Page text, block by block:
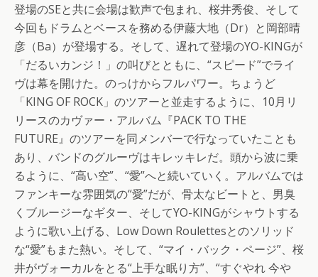
登場のSEと共に会場は歓声で包まれ、桜井秀俊、そして
今回もドラムとベースを務める伊藤大地（Dr）と岡部晴
彦（Ba）が登場する。そして、遅れて登場のYO-KINGが
「だるいカンジ！」の叫びとともに、“スピード”でライ
ヴは幕を開けた。のっけからフルパワー。ちょうど
「KING OF ROCK」のツアーと並走するように、10月リ
リースのカヴァー・アルバム『PACK TO THE
FUTURE』のツアーを同メンバーで行なっていたことも
あり、バンドのグルーヴはキレッキレだ。頭から波に乗
るように、“高い空”、“愛”へと続いていく。アルバムでは
ファンキーな雰囲気の“愛”だが、骨太なビートと、男臭
くブルージーなギター、そしてYO-KINGがシャウトする
ように歌い上げる、Low Down Roulettesとのソリッド
な“愛”もまた熱い。そして、“マイ・バック・ページ”、桜
井がヴォーカルをとる“上手な眠り方”、“すぐやれ 今や